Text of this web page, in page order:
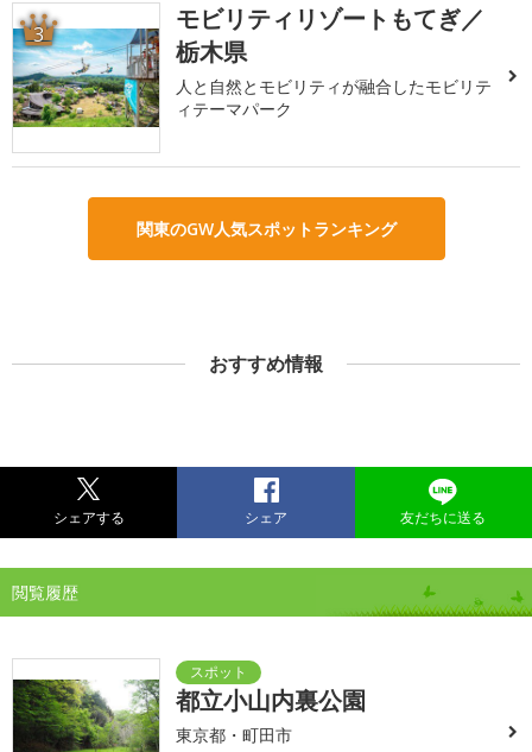
3
モビリティリゾートもてぎ／
栃木県
人と自然とモビリティが融合したモビリテ
ィテーマパーク
関東のGW人気スポットランキング
おすすめ情報
シェアする シェア 友だちに送る
閲覧履歴
都立小山内裏公園
東京都・町田市